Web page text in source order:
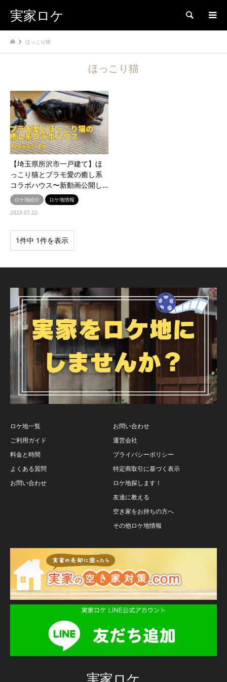
実家ロケ 検索
ほっこり猫
ほっこり猫
【埼玉県所沢市一戸建て】ほ
っこり猫とプラモ愛の癒し系
コラボハウス〜新動画公開し…
ロケ地紹介
ロケ地情報
2023.07.22
1件中 1件を表示
ロケ地一覧
ご利用ガイド
料金と時間
よくある質問
お問い合わせ
お問い合わせ
運営会社
プライバシーポリシー
特定商取引に基づく表示
ロケ地探します！
友達に教える
空き家をお持ちの方へ
その他ロケ地情報